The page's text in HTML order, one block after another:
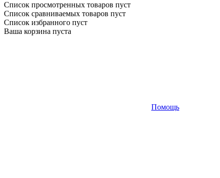
Список просмотренных товаров пуст
Список сравниваемых товаров пуст
Список избранного пуст
Ваша корзина пуста
Помощь